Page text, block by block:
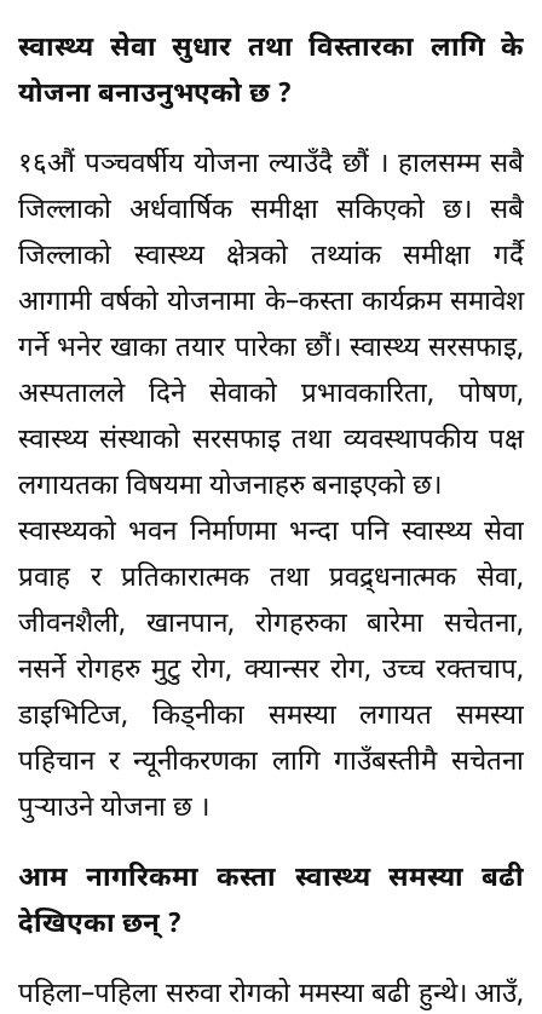
स्वास्थ्य सेवा सुधार तथा विस्तारका लागि के
योजना बनाउनुभएको छ ?
१६औं पञ्चवर्षीय योजना ल्याउँदै छौं । हालसम्म सबै
जिल्लाको अर्धवार्षिक समीक्षा सकिएको छ। सबै
जिल्लाको स्वास्थ्य क्षेत्रको तथ्यांक समीक्षा गर्दै
आगामी वर्षको योजनामा के–कस्ता कार्यक्रम समावेश
गर्ने भनेर खाका तयार पारेका छौं। स्वास्थ्य सरसफाइ,
अस्पतालले दिने सेवाको प्रभावकारिता, पोषण,
स्वास्थ्य संस्थाको सरसफाइ तथा व्यवस्थापकीय पक्ष
लगायतका विषयमा योजनाहरु बनाइएको छ।
स्वास्थ्यको भवन निर्माणमा भन्दा पनि स्वास्थ्य सेवा
प्रवाह र प्रतिकारात्मक तथा प्रवद्र्धनात्मक सेवा,
जीवनशैली, खानपान, रोगहरुका बारेमा सचेतना,
नसर्ने रोगहरु मुटु रोग, क्यान्सर रोग, उच्च रक्तचाप,
डाइभिटिज, किड्नीका समस्या लगायत समस्या
पहिचान र न्यूनीकरणका लागि गाउँबस्तीमै सचेतना
पुर्‍याउने योजना छ ।
आम नागरिकमा कस्ता स्वास्थ्य समस्या बढी
देखिएका छन् ?
पहिला–पहिला सरुवा रोगको ममस्या बढी हुन्थे। आउँ,